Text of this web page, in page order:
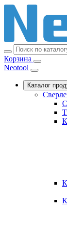
Корзина
Neotool
Каталог